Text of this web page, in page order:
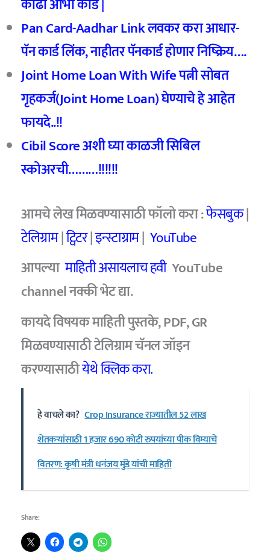
काढा आभा कार्ड |
Pan Card-Aadhar Link लवकर करा आधार-
पॅन कार्ड लिंक, नाहीतर पॅनकार्ड होणार निष्क्रिय….
Joint Home Loan With Wife पत्नी सोबत
गृहकर्ज(Joint Home Loan) घेण्याचे हे आहेत
फायदे..!!
Cibil Score अशी घ्या काळजी सिबिल
स्कोअरची………!!!!!!
आमचेलेख मिळवण्यासाठी फॉलो करा :फेसबुक|
टेलिग्राम|ट्विटर|इन्स्टाग्राम| YouTube
आपल्या माहिती असायलाच हवी YouTube
channelनक्की भेट द्या.
कायदे विषयक माहिती पुस्तके, PDF, GR
मिळवण्यासाठी टेलिग्राम चॅनल जॉइन
करण्यासाठीयेथे क्लिक करा.
हे वाचले का? Crop Insurance राज्यातील 52 लाख
शेतकऱ्यांसाठी 1 हजार 690 कोटी रुपयांच्या पीक विम्याचे
वितरण: कृषी मंत्री धनंजय मुंडे यांची माहिती
Share: